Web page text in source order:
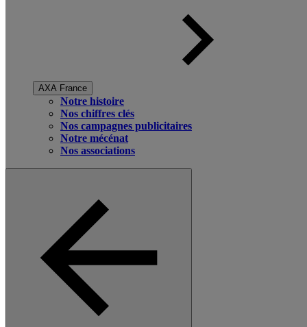
AXA France
Notre histoire
Nos chiffres clés
Nos campagnes publicitaires
Notre mécénat
Nos associations